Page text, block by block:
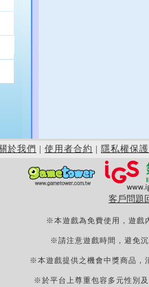
於我們 | 使用者合約 | 隱私權保護
客戶問題
※本遊戲為免費使用，遊戲
※請注意遊戲時間，避免
※本遊戲提供之機會中獎商品，
※於平台上尊重包容多元性別